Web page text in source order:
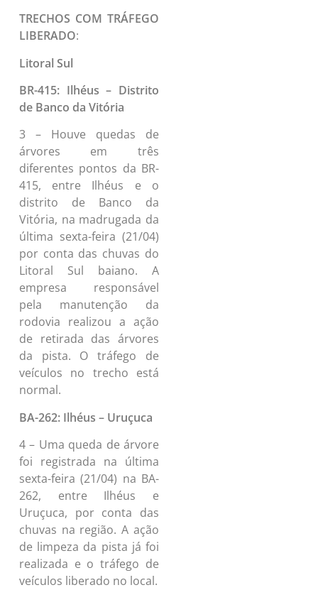
TRECHOS COM TRÁFEGO
LIBERADO:
Litoral Sul
BR-415: Ilhéus – Distrito
de Banco da Vitória
3 – Houve quedas de
árvores em três
diferentes pontos da BR-
415, entre Ilhéus e o
distrito de Banco da
Vitória, na madrugada da
última sexta-feira (21/04)
por conta das chuvas do
Litoral Sul baiano. A
empresa responsável
pela manutenção da
rodovia realizou a ação
de retirada das árvores
da pista. O tráfego de
veículos no trecho está
normal.
BA-262: Ilhéus – Uruçuca
4 – Uma queda de árvore
foi registrada na última
sexta-feira (21/04) na BA-
262, entre Ilhéus e
Uruçuca, por conta das
chuvas na região. A ação
de limpeza da pista já foi
realizada e o tráfego de
veículos liberado no local.